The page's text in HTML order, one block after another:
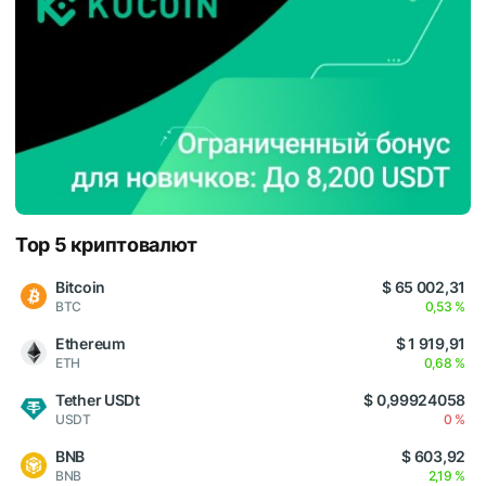
Top 5 криптовалют
Bitcoin
BTC
$ 65 002,31
0,53 %
Ethereum
ETH
$ 1 919,91
0,68 %
Tether USDt
USDT
$ 0,99924058
0 %
BNB
BNB
$ 603,92
2,19 %